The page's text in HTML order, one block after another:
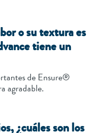
o su textura es
tiene un
de Ensure®
agradable.
¿cuáles son los